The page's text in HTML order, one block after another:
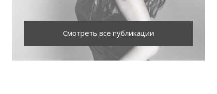
Смотреть все публикации